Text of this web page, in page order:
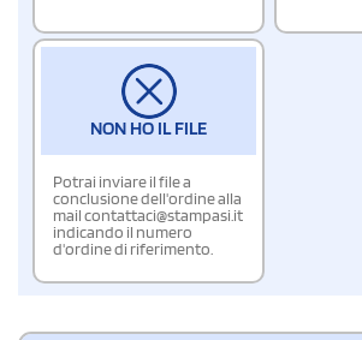
NON HO IL FILE
Potrai inviare il file a
conclusione dell'ordine alla
mail contattaci@stampasi.it
indicando il numero
d'ordine di riferimento.